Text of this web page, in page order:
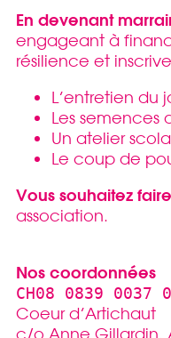
En devenant
engageant à
résilience et
L’entretien du
Les semences
Un atelier
Le coup de
Vous souhaitez
association.
Nos coordonnées
CH08 0839 0037
Coeur d’Artichaut
c/o Anne Gillardin,